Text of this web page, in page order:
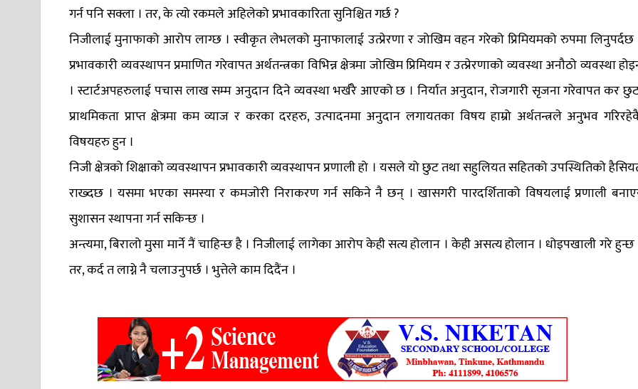
गर्न पनि सक्ला । तर, के त्यो रकमले अहिलेको प्रभावकारिता सुनिश्चित गर्छ ?
निजीलाई मुनाफाको आरोप लाग्छ । स्वीकृत लेभलको मुनाफालाई उत्प्रेरणा र जोखिम वहन गरेको प्रिमियमको रुपमा लिनुपर्दछ
प्रभावकारी व्यवस्थापन प्रमाणित गरेवापत अर्थतन्त्रका विभिन्न क्षेत्रमा जोखिम प्रिमियम र उत्प्रेरणाको व्यवस्था अनौठो व्यवस्था
। स्टार्टअपहरुलाई पचास लाख सम्म अनुदान दिने व्यवस्था भर्खरै आएको छ । निर्यात अनुदान, रोजगारी सृजना गरेवापत कर
प्राथमिकता प्राप्त क्षेत्रमा कम व्याज र करका दरहरु, उत्पादनमा अनुदान लगायतका विषय हाम्रो अर्थतन्त्रले अनुभव
विषयहरु हुन ।
निजी क्षेत्रको शिक्षाको व्यवस्थापन प्रभावकारी व्यवस्थापन प्रणाली हो । यसले यो छुट तथा सहुलियत सहितको उपस्थितिको
राख्दछ । यसमा भएका समस्या र कमजोरी निराकरण गर्न सकिने नै छन् । खासगरी पारदर्शिताको विषयलाई प्रणाली
सुशासन स्थापना गर्न सकिन्छ ।
अन्त्यमा, बिरालो मुसा मार्ने नैं चाहिन्छ है । निजीलाई लागेका आरोप केही सत्य होलान । केही असत्य होलान । धोइपखाली गरे हुन्छ
तर, कर्द त लाग्ने नै चलाउनुपर्छ । भुत्तेले काम दिदैंन ।